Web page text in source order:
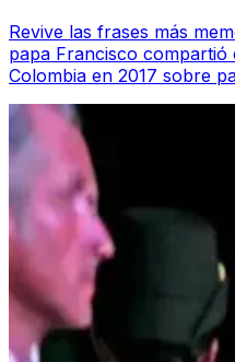
Revive las frases más
papa Francisco compartió
Colombia en 2017 sobre